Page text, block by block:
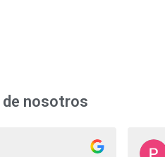
de nosotros